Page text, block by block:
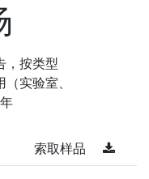
，按类型
实验室、
索取样品